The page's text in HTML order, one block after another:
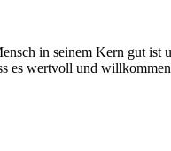
in seinem Kern gut
es wertvoll und